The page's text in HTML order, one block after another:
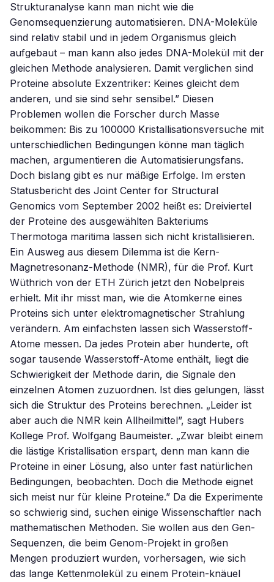
Strukturanalyse kann man nicht wie die
Genomsequenzierung automatisieren. DNA-Moleküle
sind relativ stabil und in jedem Organismus gleich
aufgebaut – man kann also jedes DNA-Molekül mit der
gleichen Methode analysieren. Damit verglichen sind
Proteine absolute Exzentriker: Keines gleicht dem
anderen, und sie sind sehr sensibel.” Diesen
Problemen wollen die Forscher durch Masse
beikommen: Bis zu 100000 Kristallisationsversuche mit
unterschiedlichen Bedingungen könne man täglich
machen, argumentieren die Automatisierungsfans.
Doch bislang gibt es nur mäßige Erfolge. Im ersten
Statusbericht des Joint Center for Structural
Genomics vom September 2002 heißt es: Dreiviertel
der Proteine des ausgewählten Bakteriums
Thermotoga maritima lassen sich nicht kristallisieren.
Ein Ausweg aus diesem Dilemma ist die Kern-
Magnetresonanz-Methode (NMR), für die Prof. Kurt
Wüthrich von der ETH Zürich jetzt den Nobelpreis
erhielt. Mit ihr misst man, wie die Atomkerne eines
Proteins sich unter elektromagnetischer Strahlung
verändern. Am einfachsten lassen sich Wasserstoff-
Atome messen. Da jedes Protein aber hunderte, oft
sogar tausende Wasserstoff-Atome enthält, liegt die
Schwierigkeit der Methode darin, die Signale den
einzelnen Atomen zuzuordnen. Ist dies gelungen, lässt
sich die Struktur des Proteins berechnen. „Leider ist
aber auch die NMR kein Allheilmittel”, sagt Hubers
Kollege Prof. Wolfgang Baumeister. „Zwar bleibt einem
die lästige Kristallisation erspart, denn man kann die
Proteine in einer Lösung, also unter fast natürlichen
Bedingungen, beobachten. Doch die Methode eignet
sich meist nur für kleine Proteine.” Da die Experimente
so schwierig sind, suchen einige Wissenschaftler nach
mathematischen Methoden. Sie wollen aus den Gen-
Sequenzen, die beim Genom-Projekt in großen
Mengen produziert wurden, vorhersagen, wie sich
das lange Kettenmolekül zu einem Protein-knäuel